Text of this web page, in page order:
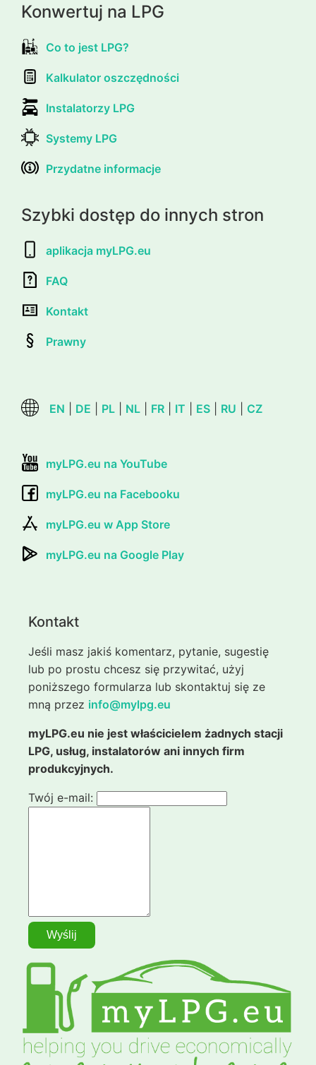
Konwertuj na LPG
Co to jest LPG?
Kalkulator oszczędności
Instalatorzy LPG
Systemy LPG
Przydatne informacje
Szybki dostęp do innych stron
aplikacja myLPG.eu
FAQ
Kontakt
Prawny
EN DE PL NL FR IT ES RU CZ
myLPG.eu na YouTube
myLPG.eu na Facebooku
myLPG.eu w App Store
myLPG.eu na Google Play
Kontakt
Jeśli masz jakiś komentarz, pytanie, sugestię
lub po prostu chcesz się przywitać, użyj
poniższego formularza lub skontaktuj się ze
mną przez info@mylpg.eu
myLPG.eu nie jest właścicielem żadnych stacji
LPG, usług, instalatorów ani innych firm
produkcyjnych.
Twój e-mail: